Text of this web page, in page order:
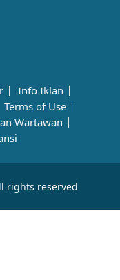
Info Iklan
Terms of Use
Wartawan
rights reserved